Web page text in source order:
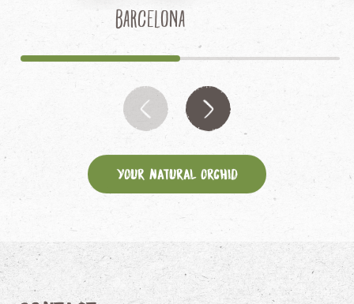
Barcelona
Your Natural Orchid